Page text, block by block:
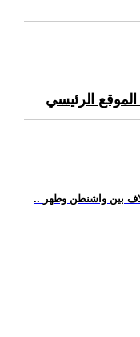
الرئيسي
بين واشنطن وطهر